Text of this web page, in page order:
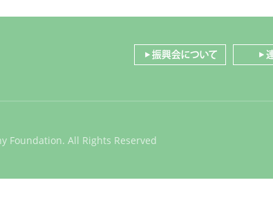
Foundation. All Rights Reserved